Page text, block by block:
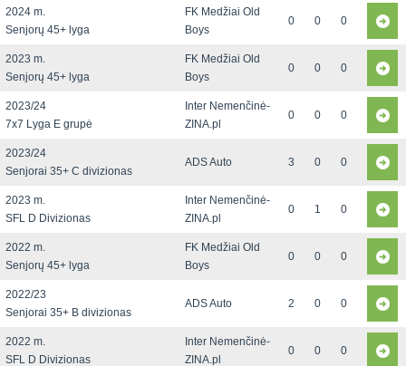
2024 m.
Senjorų 45+ lyga
FK Medžiai Old
Boys
0 0 0
2023 m.
Senjorų 45+ lyga
FK Medžiai Old
Boys
0 0 0
2023/24
7x7 Lyga E grupė
Inter Nemenčinė-
ZINA.pl
0 0 0
2023/24
Senjorai 35+ C divizionas
ADS Auto 3 0 0
2023 m.
SFL D Divizionas
Inter Nemenčinė-
ZINA.pl
0 1 0
2022 m.
Senjorų 45+ lyga
FK Medžiai Old
Boys
0 0 0
2022/23
Senjorai 35+ B divizionas
ADS Auto 2 0 0
2022 m.
SFL D Divizionas
Inter Nemenčinė-
ZINA.pl
0 0 0